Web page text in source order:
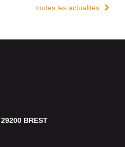
toutes les actualités
BREST